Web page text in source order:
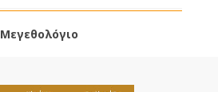
Μεγεθολόγιο